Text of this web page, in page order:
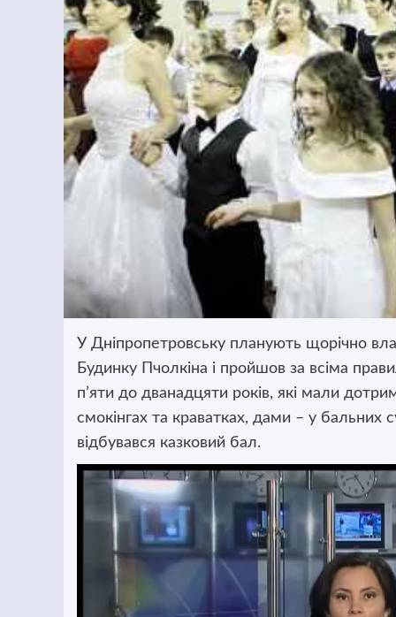
У Дніпропетровську планують щорічно
Будинку Пчолкіна і пройшов за всіма
п’яти до дванадцяти років, які мали
смокінгах та краватках, дами – у бальних
відбувався казковий бал.
Відеопрогравач